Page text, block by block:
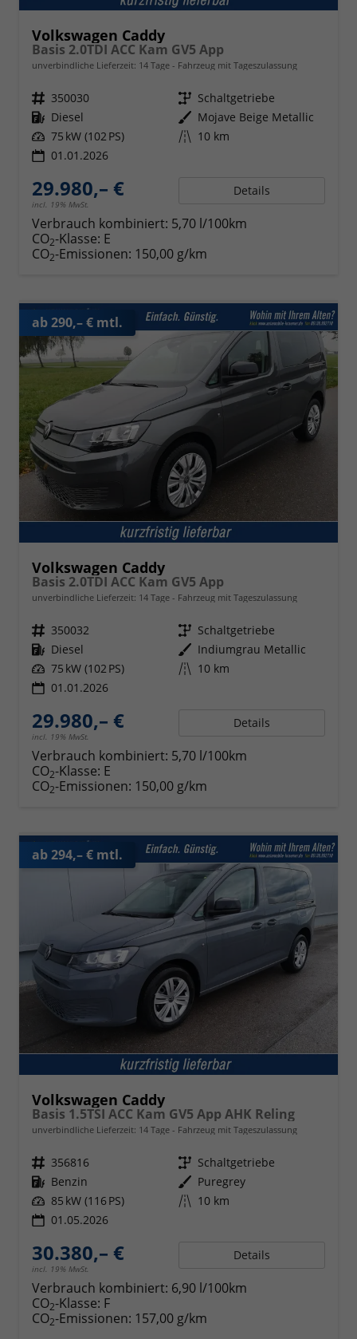
Volkswagen Caddy
Basis 2.0TDI ACC Kam GV5 App
unverbindliche Lieferzeit: 14 Tage Fahrzeug mit Tageszulassung
Fahrzeugnr. 350030 Getriebe Schaltgetriebe
Kraftstoff Diesel Außenfarbe Mojave Beige Metallic
Leistung 75 kW (102 PS) Kilometerstand 10 km
01.01.2026
29.980,– €
incl. 19% MwSt.
Details
Verbrauch kombiniert: 5,70 l/100km
CO2-Klasse: E
CO2-Emissionen: 150,00 g/km
ab 290,– € mtl.
Volkswagen Caddy
Basis 2.0TDI ACC Kam GV5 App
unverbindliche Lieferzeit: 14 Tage Fahrzeug mit Tageszulassung
Fahrzeugnr. 350032 Getriebe Schaltgetriebe
Kraftstoff Diesel Außenfarbe Indiumgrau Metallic
Leistung 75 kW (102 PS) Kilometerstand 10 km
01.01.2026
29.980,– €
incl. 19% MwSt.
Details
Verbrauch kombiniert: 5,70 l/100km
CO2-Klasse: E
CO2-Emissionen: 150,00 g/km
ab 294,– € mtl.
Volkswagen Caddy
Basis 1.5TSI ACC Kam GV5 App AHK Reling
unverbindliche Lieferzeit: 14 Tage Fahrzeug mit Tageszulassung
Fahrzeugnr. 356816 Getriebe Schaltgetriebe
Kraftstoff Benzin Außenfarbe Puregrey
Leistung 85 kW (116 PS) Kilometerstand 10 km
01.05.2026
30.380,– €
incl. 19% MwSt.
Details
Verbrauch kombiniert: 6,90 l/100km
CO2-Klasse: F
CO2-Emissionen: 157,00 g/km